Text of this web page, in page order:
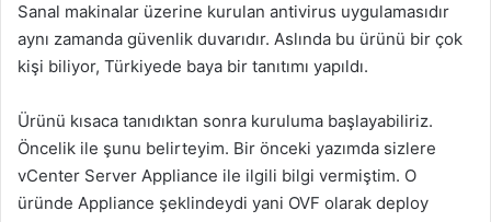
Sanal makinalar üzerine kurulan antivirus uygulamasıdır
aynı zamanda güvenlik duvarıdır. Aslında bu ürünü bir çok
kişi biliyor, Türkiyede baya bir tanıtımı yapıldı.
Ürünü kısaca tanıdıktan sonra kuruluma başlayabiliriz.
Öncelik ile şunu belirteyim. Bir önceki yazımda sizlere
vCenter Server Appliance ile ilgili bilgi vermiştim. O
üründe Appliance şeklindeydi yani OVF olarak deploy